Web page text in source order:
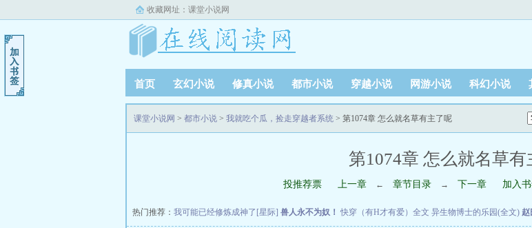
收藏网址： 课堂小说网
首页 玄幻小说 修真小说 都市小说 穿越小说 网游小说 科幻小说
课堂小说网 > 都市小说 > 我就吃个瓜，捡走穿越者系统 > 第1074章 怎么就名草有主了呢
第1074章 怎么就名草有
投推荐票 上一章 ← 章节目录 → 下一章 加入
热门推荐： 我可能已经修炼成神了[星际] 兽人永不为奴！ 快穿（有H才有爱）全文 异生物博士的乐园(全文) 赵